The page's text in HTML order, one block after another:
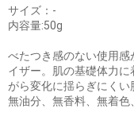
サイズ：‎-
内容量:50g
べたつき感のない使用感
イザー。肌の基礎体力
がら変化に揺らぎにくい
無油分、無香料、無着色